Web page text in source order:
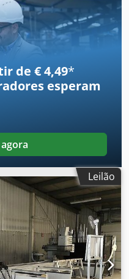
500x500x500 mm
de posicionamento: 10
da câmara: 180 °C - 15
opções (9 materiais
série: A507522P Venda
120.000,00 € Preço
uma fatura com o IVA
de € 4,49*
esperam
Leilão